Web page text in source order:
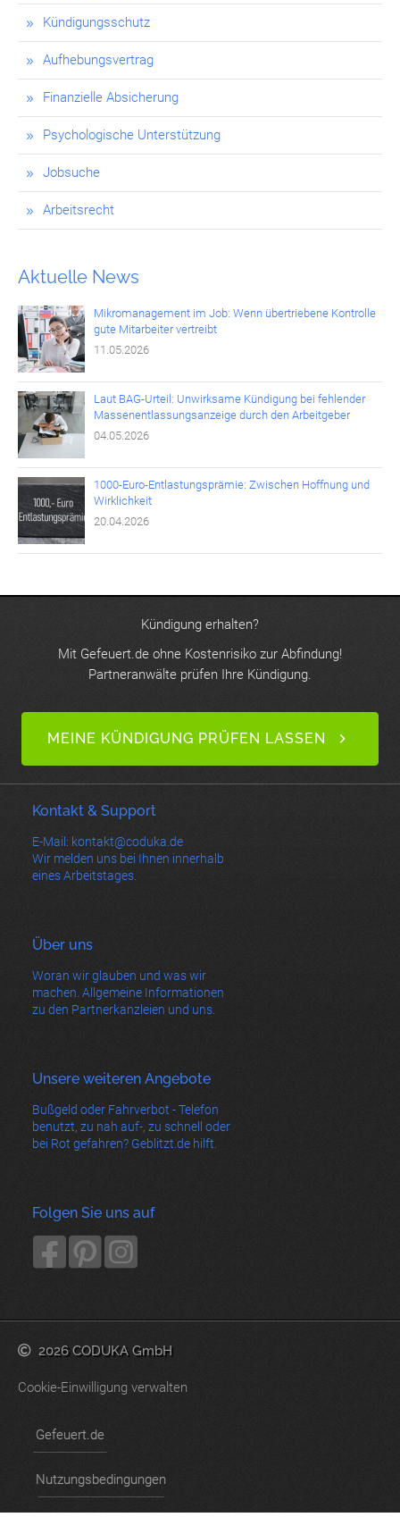
Kündigungsschutz
Aufhebungsvertrag
Finanzielle Absicherung
Psychologische Unterstützung
Jobsuche
Arbeitsrecht
Aktuelle News
Mikromanagement im Job: Wenn übertriebene Kontrolle
gute Mitarbeiter vertreibt
11.05.2026
Laut BAG-Urteil: Unwirksame Kündigung bei fehlender
Massenentlassungsanzeige durch den Arbeitgeber
04.05.2026
1000-Euro-Entlastungsprämie: Zwischen Hoffnung und
Wirklichkeit
20.04.2026
Kündigung erhalten?
Mit Gefeuert.de ohne Kostenrisiko zur Abfindung!
Partneranwälte prüfen Ihre Kündigung.
MEINE KÜNDIGUNG PRÜFEN LASSEN
Kontakt & Support
E-Mail: kontakt@coduka.de
Wir melden uns bei Ihnen innerhalb
eines Arbeitstages.
Über uns
Woran wir glauben und was wir
machen. Allgemeine Informationen
zu den Partnerkanzleien und uns.
Unsere weiteren Angebote
Bußgeld oder Fahrverbot - Telefon
benutzt, zu nah auf-, zu schnell oder
bei Rot gefahren? Geblitzt.de hilft.
Folgen Sie uns auf
2026 CODUKA GmbH
Cookie-Einwilligung verwalten
Gefeuert.de
Nutzungsbedingungen